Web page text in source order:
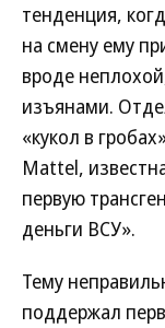
тенденция,
на смену ему
вроде
изъянами.
«кукол в
Mattel,
первую
деньги ВСУ».
Тему
поддержал